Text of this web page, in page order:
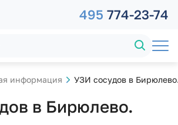
495 774-23-74
информация УЗИ сосудов в
в Бирюлево.